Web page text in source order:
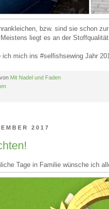
bzw. sind sie schon
liegt es an der
ich mich ins #selfishsewing Jahr
Mit Nadel und Faden
2017
Tage in Familie wünsche ich